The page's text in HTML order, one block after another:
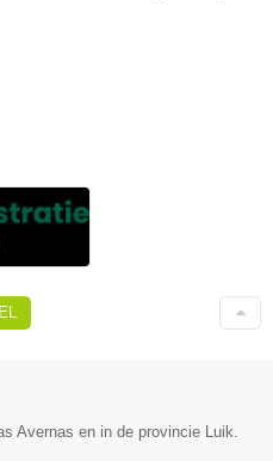
Avernas en in de provincie Luik.